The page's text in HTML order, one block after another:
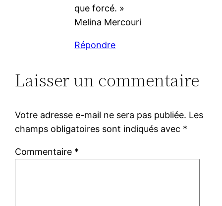
que forcé. »
Melina Mercouri
Répondre
Laisser un commentaire
Votre adresse e-mail ne sera pas publiée. Les
champs obligatoires sont indiqués avec *
Commentaire *